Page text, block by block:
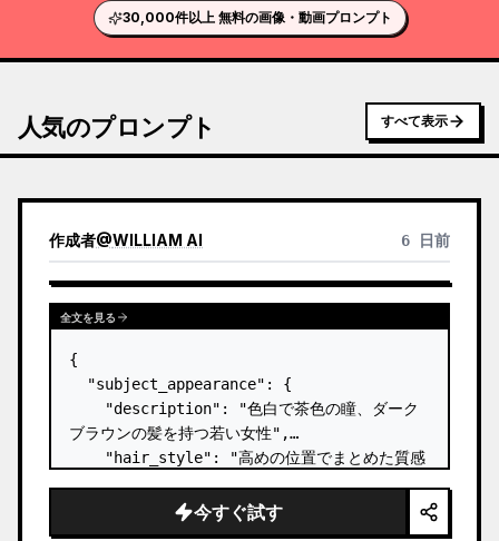
30,000件以上 無料の画像・動画プロンプト
人気のプロンプト すべて表示
作成者@WILLIAM AI 6 日前
全文を見る
{
  "subject_appearance": {
    "description": "色白で茶色の瞳、ダーク
ブラウンの髪を持つ若い女性",
    "hair_style": "高めの位置でまとめた質感
柔らかな後れ毛",
    "makeup": "ナチュラルでミニマルなメイ
今すぐ試す